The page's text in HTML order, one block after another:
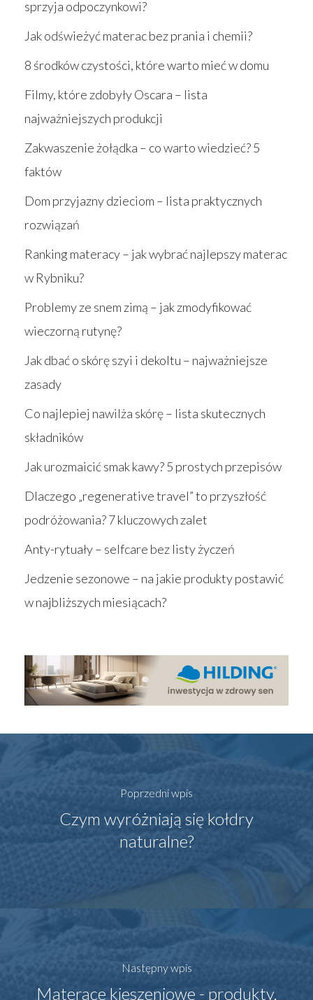
sprzyja odpoczynkowi?
Jak odświeżyć materac bez prania i chemii?
8 środków czystości, które warto mieć w domu
Filmy, które zdobyły Oscara – lista
najważniejszych produkcji
Zakwaszenie żołądka – co warto wiedzieć? 5
faktów
Dom przyjazny dzieciom – lista praktycznych
rozwiązań
Ranking materacy – jak wybrać najlepszy materac
w Rybniku?
Problemy ze snem zimą – jak zmodyfikować
wieczorną rutynę?
Jak dbać o skórę szyi i dekoltu – najważniejsze
zasady
Co najlepiej nawilża skórę – lista skutecznych
składników
Jak urozmaicić smak kawy? 5 prostych przepisów
Dlaczego „regenerative travel” to przyszłość
podróżowania? 7 kluczowych zalet
Anty-rytuały – selfcare bez listy życzeń
Jedzenie sezonowe – na jakie produkty postawić
w najbliższych miesiącach?
Poprzedni wpis
Czym wyróżniają się kołdry
naturalne?
Następny wpis
Materace kieszeniowe - produkty,